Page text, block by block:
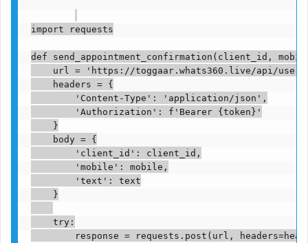
import requests
def send_appointment_confirmation(client_id,
url = 'https://toggaar.whats360.live/api/
    headers = {
        'Content-Type': 'application/json',
        'Authorization': f'Bearer {token}'
    }
    body = {
        'client_id': client_id,
        'mobile': mobile,
        'text': text
    }
    try:
response = requests.post(url,